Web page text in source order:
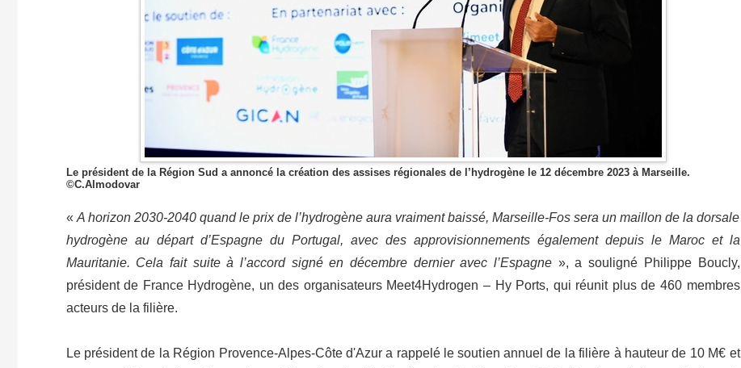
Le président de la Région Sud a annoncé la création des assises régionales de l’hydrogène le 12 décembre 2023 à Marseille.
©C.Almodovar
« A horizon 2030-2040 quand le prix de l’hydrogène aura vraiment baissé, Marseille-Fos sera un maillon de la dorsale
hydrogène au départ d’Espagne du Portugal, avec des approvisionnements également depuis le Maroc et la
Mauritanie. Cela fait suite à l’accord signé en décembre dernier avec l’Espagne », a souligné Philippe Boucly,
président de France Hydrogène, un des organisateurs Meet4Hydrogen – Hy Ports, qui réunit plus de 460 membres
acteurs de la filière.
Le président de la Région Provence-Alpes-Côte d'Azur a rappelé le soutien annuel de la filière à hauteur de 10 M€ et